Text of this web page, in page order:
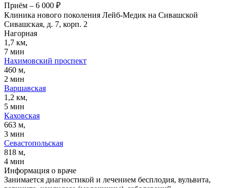
Приём – 6 000 ₽
Клиника нового поколения Лейб-Медик на Сивашской
Сивашская, д. 7, корп. 2
Нагорная
1,7 км,
7 мин
Нахимовский проспект
460 м,
2 мин
Варшавская
1,2 км,
5 мин
Каховская
663 м,
3 мин
Севастопольская
818 м,
4 мин
Информация о враче
Занимается диагностикой и лечением бесплодия, вульвита,